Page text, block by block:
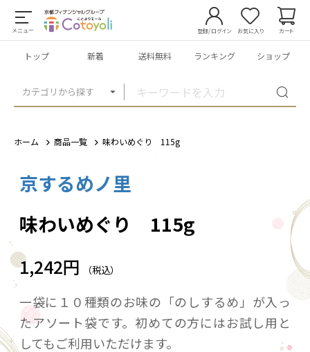
メニュー
カテゴリから探す
登録/ログイン お気に入り カート
トップ 新着 送料無料 ランキング ショップ
ホーム 商品一覧 味わいめぐり 115g
京するめノ里
味わいめぐり 115g
1,242円 （税込）
一袋に１０種類のお味の「のしするめ」が入っ
たアソート袋です。初めての方にはお試し用と
してもご利用いただけます。